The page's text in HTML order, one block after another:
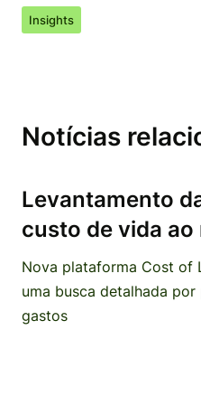
Insights
Notícias
Levantamento
custo de vida
Nova plataforma Cost of
uma busca detalhada
gastos